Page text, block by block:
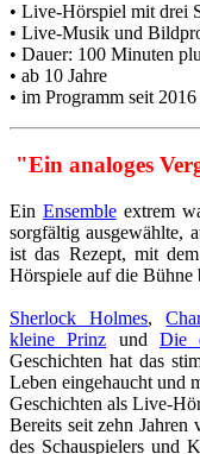
• Live-Hörspiel mit drei
• Live-Musik und
• Dauer: 100 Minuten
• ab 10 Jahre
• im Programm seit 2016
"Ein analoges
Ein Ensembleextrem
sorgfältig ausgewählte,
ist das Rezept, mit
Hörspiele auf die Bühne
Sherlock Holmes,
kleine Prinz und Die
Geschichten hat das
Leben eingehaucht und
Geschichten als Live-
Bereits seit zehn Jahren
des Schauspielers und